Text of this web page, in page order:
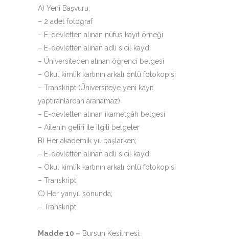
A) Yeni Başvuru;
– 2 adet fotoğraf
– E-devletten alınan nüfus kayıt örneği
– E-devletten alınan adli sicil kaydı
– Üniversiteden alınan öğrenci belgesi
– Okul kimlik kartının arkalı önlü fotokopisi
– Transkript (Üniversiteye yeni kayıt
yaptıranlardan aranamaz)
– E-devletten alınan ikametgâh belgesi
– Ailenin geliri ile ilgili belgeler
B) Her akademik yıl başlarken;
– E-devletten alınan adli sicil kaydı
– Okul kimlik kartının arkalı önlü fotokopisi
– Transkript
C) Her yarıyıl sonunda;
– Transkript
Madde 10 – Bursun Kesilmesi: